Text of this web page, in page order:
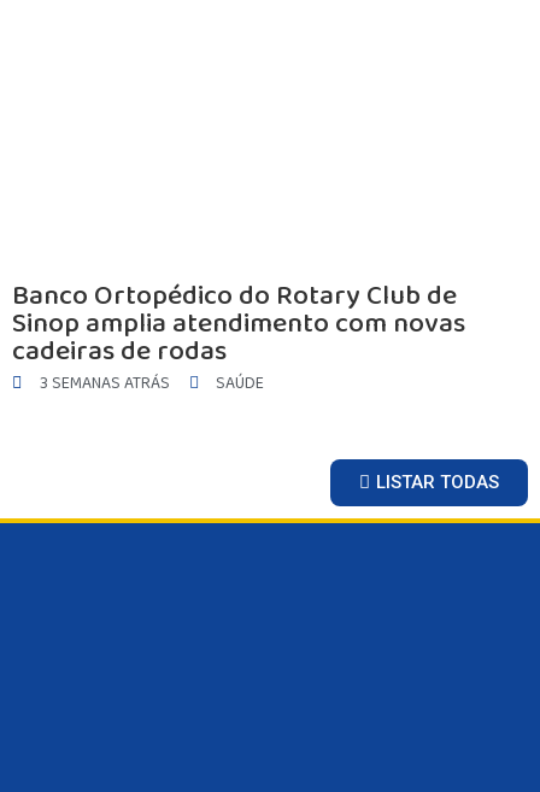
Banco Ortopédico do Rotary Club de
Sinop amplia atendimento com novas
cadeiras de rodas
3 SEMANAS ATRÁS SAÚDE
LISTAR TODAS
VARIEDADES
BALCÃO DE EMPREGOS